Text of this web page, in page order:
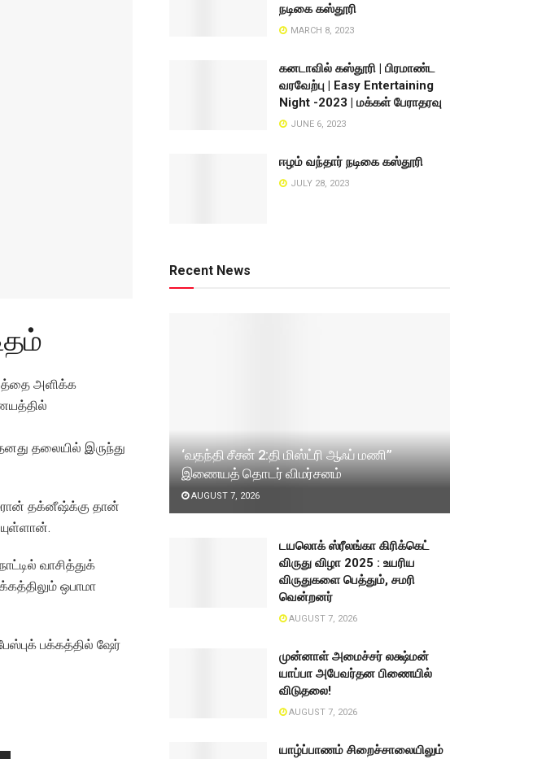
அளிக்க
தலையில் இருந்து
தக்னீஷ்க்கு தான்
வாசித்துக்
ஒபாமா
பக்கத்தில் ஷேர்
நடிகை கஸ்தூரி
MARCH 8, 2023
கனடாவில் கஸ்தூரி | பிரமாண்ட
வரவேற்பு | Easy Entertaining
Night -2023 | மக்கள் பேராதரவு
JUNE 6, 2023
ஈழம் வந்தார் நடிகை கஸ்தூரி
JULY 28, 2023
Recent News
‘வதந்தி சீசன் 2:தி மிஸ்ட்ரி ஆஃப் மணி”
இணையத் தொடர் விமர்சனம்
AUGUST 7, 2026
டயலொக் ஸ்ரீலங்கா கிரிக்கெட்
விருது விழா 2025 : உயரிய
விருதுகளை பெத்தும், சமரி
வென்றனர்
AUGUST 7, 2026
முன்னாள் அமைச்சர் லக்ஷ்மன்
யாப்பா அபேவர்தன பிணையில்
விடுதலை!
AUGUST 7, 2026
யாழ்ப்பாணம் சிறைச்சாலையிலும்